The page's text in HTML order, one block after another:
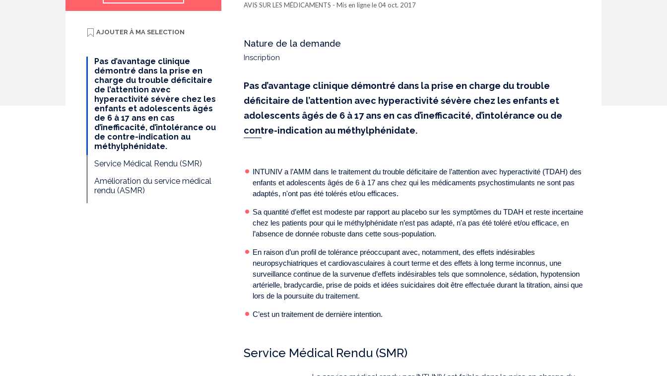
AJOUTER À MA SELECTION
Pas d’avantage clinique
démontré dans la prise en
charge du trouble déficitaire
de l’attention avec
hyperactivité sévère chez les
enfants et adolescents âgés
de 6 à 17 ans en cas
d’inefficacité, d’intolérance ou
de contre-indication au
méthylphénidate.
Service Médical Rendu (SMR)
Amélioration du service médical
rendu (ASMR)
AVIS SUR LES MÉDICAMENTS - Mis en ligne le 04 oct. 2017
Nature de la demande
Inscription
Pas d’avantage clinique démontré dans la prise en charge du trouble
déficitaire de l’attention avec hyperactivité sévère chez les enfants et
adolescents âgés de 6 à 17 ans en cas d’inefficacité, d’intolérance ou de
contre-indication au méthylphénidate.
INTUNIV a l’AMM dans le traitement du trouble déficitaire de l’attention avec hyperactivité (TDAH) des
enfants et adolescents âgés de 6 à 17 ans chez qui les médicaments psychostimulants ne sont pas
adaptés, n'ont pas été tolérés et/ou efficaces.
Sa quantité d’effet est modeste par rapport au placebo sur les symptômes du TDAH et reste incertaine
chez les patients pour qui le méthylphénidate n’est pas adapté, n'a pas été toléré et/ou efficace, en
l’absence de donnée robuste dans cette sous-population.
En raison d’un profil de tolérance préoccupant avec, notamment, des effets indésirables
neuropsychiatriques et cardiovasculaires à court terme et des effets à long terme inconnus, une
surveillance continue de la survenue d’effets indésirables tels que somnolence, sédation, hypotension
artérielle, bradycardie, prise de poids et idées suicidaires doit être effectuée durant la titration, ainsi que
lors de la poursuite du traitement.
C’est un traitement de dernière intention.
Service Médical Rendu (SMR)